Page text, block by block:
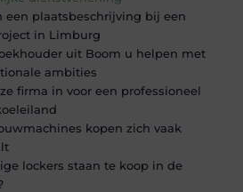
een plaatsbeschrijving bij een
in Limburg
uit Boom u helpen met
ambities
firma in voor een professioneel
kopen zich vaak
lockers staan te koop in de